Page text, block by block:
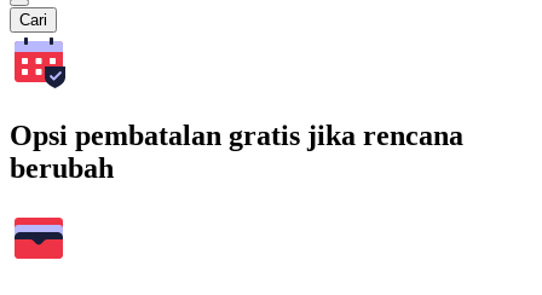
Cari
Opsi pembatalan gratis jika rencana
berubah